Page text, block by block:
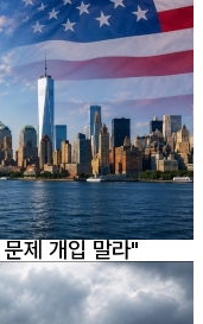
제 개입 말라"